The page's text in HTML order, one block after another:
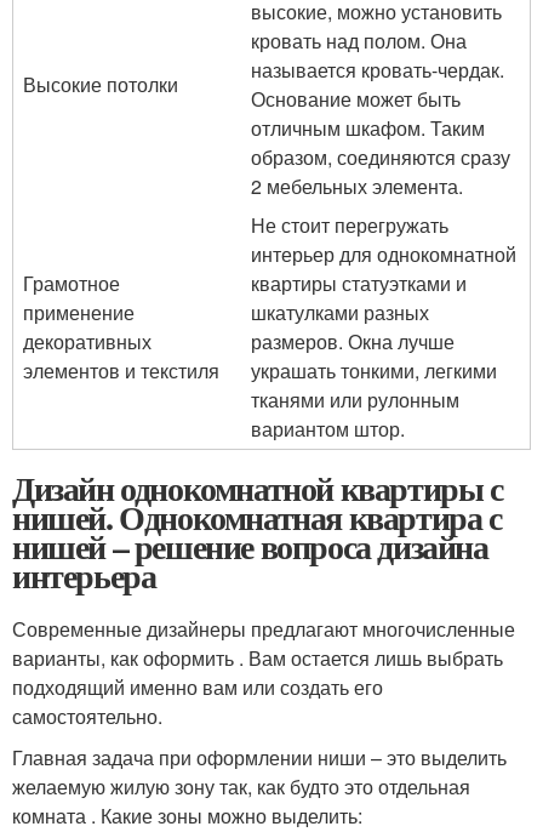
Высокие потолки
высокие, можно установить
кровать над полом. Она
называется кровать-чердак.
Основание может быть
отличным шкафом. Таким
образом, соединяются сразу
2 мебельных элемента.
Грамотное
применение
декоративных
элементов и текстиля
Не стоит перегружать
интерьер для однокомнатной
квартиры статуэтками и
шкатулками разных
размеров. Окна лучше
украшать тонкими, легкими
тканями или рулонным
вариантом штор.
Дизайн однокомнатной квартиры с
нишей. Однокомнатная квартира с
нишей – решение вопроса дизайна
интерьера
Современные дизайнеры предлагают многочисленные
варианты, как оформить . Вам остается лишь выбрать
подходящий именно вам или создать его
самостоятельно.
Главная задача при оформлении ниши – это выделить
желаемую жилую зону так, как будто это отдельная
комната . Какие зоны можно выделить: